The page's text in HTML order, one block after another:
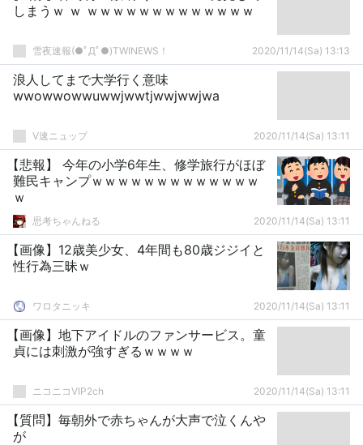
しまうｗ ｗ ｗｗｗｗｗｗｗｗｗｗｗｗｗ
雪夜速報(●ﾟДﾟ●)TWINEWS！ 2020/11/14(Sa) 13:13
浪人してまで大学行く意味
wwowwowwuwwjwwtjwwjwwjwa
V速ニュップ 2020/11/14(Sa) 13:11
【悲報】 今年の小学6年生、修学旅行がほぼ
難民キャンプｗｗｗｗｗｗｗｗｗｗｗｗｗ
ｗ
思考ちゃんねる 2020/11/14(Sa) 13:11
【画像】12歳美少女、4年間も80歳ジジイと
性行為三昧ｗ
ワロタニッキ 2020/11/14(Sa) 13:11
【画像】地下アイドルのファンサービス。童
貞には刺激が強すぎるｗｗｗｗ
ニコニコVIP2ch 2020/11/14(Sa) 13:11
【質問】毎朝外で赤ちゃんが大声で泣くんや
が